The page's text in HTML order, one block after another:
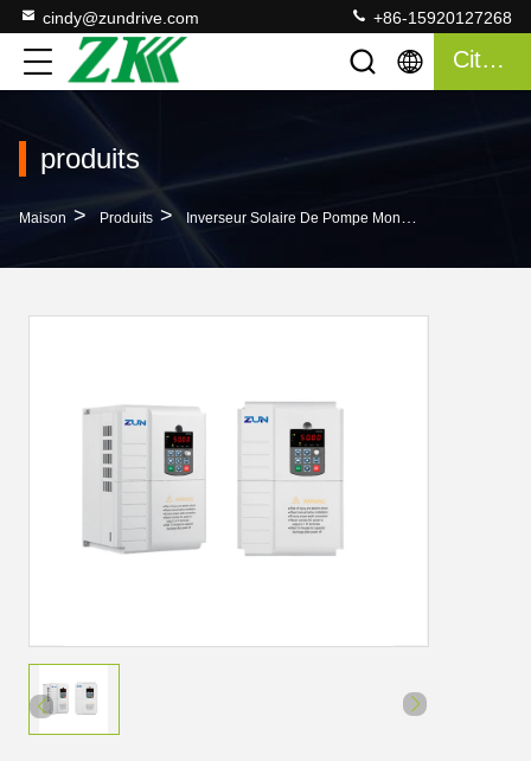
cindy@zundrive.com +86-15920127268
Citation
produits
Maison > Produits > Inverseur Solaire De Pompe Monophasé